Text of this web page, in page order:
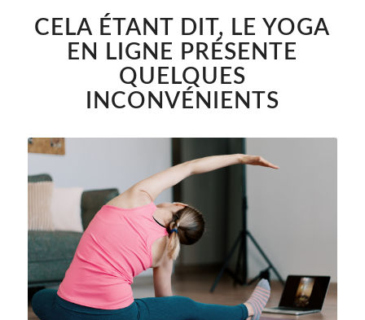
CELA ÉTANT DIT, LE YOGA
EN LIGNE PRÉSENTE
QUELQUES
INCONVÉNIENTS